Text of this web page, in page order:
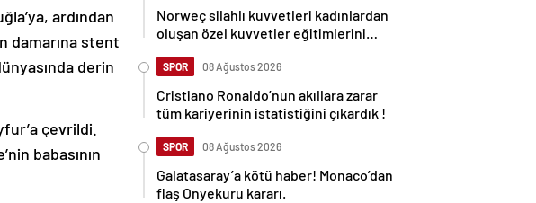
ardından
damarına stent
derin
çevrildi.
babasının
Norweç silahlı kuvvetleri kadınlardan
oluşan özel kuvvetler eğitimlerini
SPOR 08 Ağustos 2026
Cristiano Ronaldo’nun akıllara zarar
tüm kariyerinin istatistiğini çıkardık !
SPOR 08 Ağustos 2026
Galatasaray’a kötü haber! Monaco’dan
flaş Onyekuru kararı.